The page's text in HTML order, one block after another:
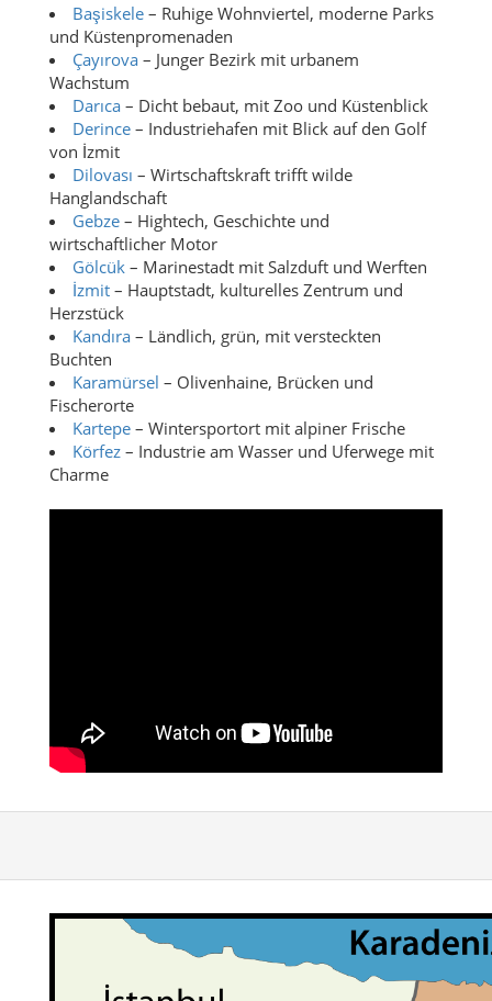
Başiskele – Ruhige Wohnviertel, moderne Parks
und Küstenpromenaden
Çayırova – Junger Bezirk mit urbanem
Wachstum
Darıca – Dicht bebaut, mit Zoo und Küstenblick
Derince – Industriehafen mit Blick auf den Golf
von İzmit
Dilovası – Wirtschaftskraft trifft wilde
Hanglandschaft
Gebze – Hightech, Geschichte und
wirtschaftlicher Motor
Gölcük – Marinestadt mit Salzduft und Werften
İzmit – Hauptstadt, kulturelles Zentrum und
Herzstück
Kandıra – Ländlich, grün, mit versteckten
Buchten
Karamürsel – Olivenhaine, Brücken und
Fischerorte
Kartepe – Wintersportort mit alpiner Frische
Körfez – Industrie am Wasser und Uferwege mit
Charme